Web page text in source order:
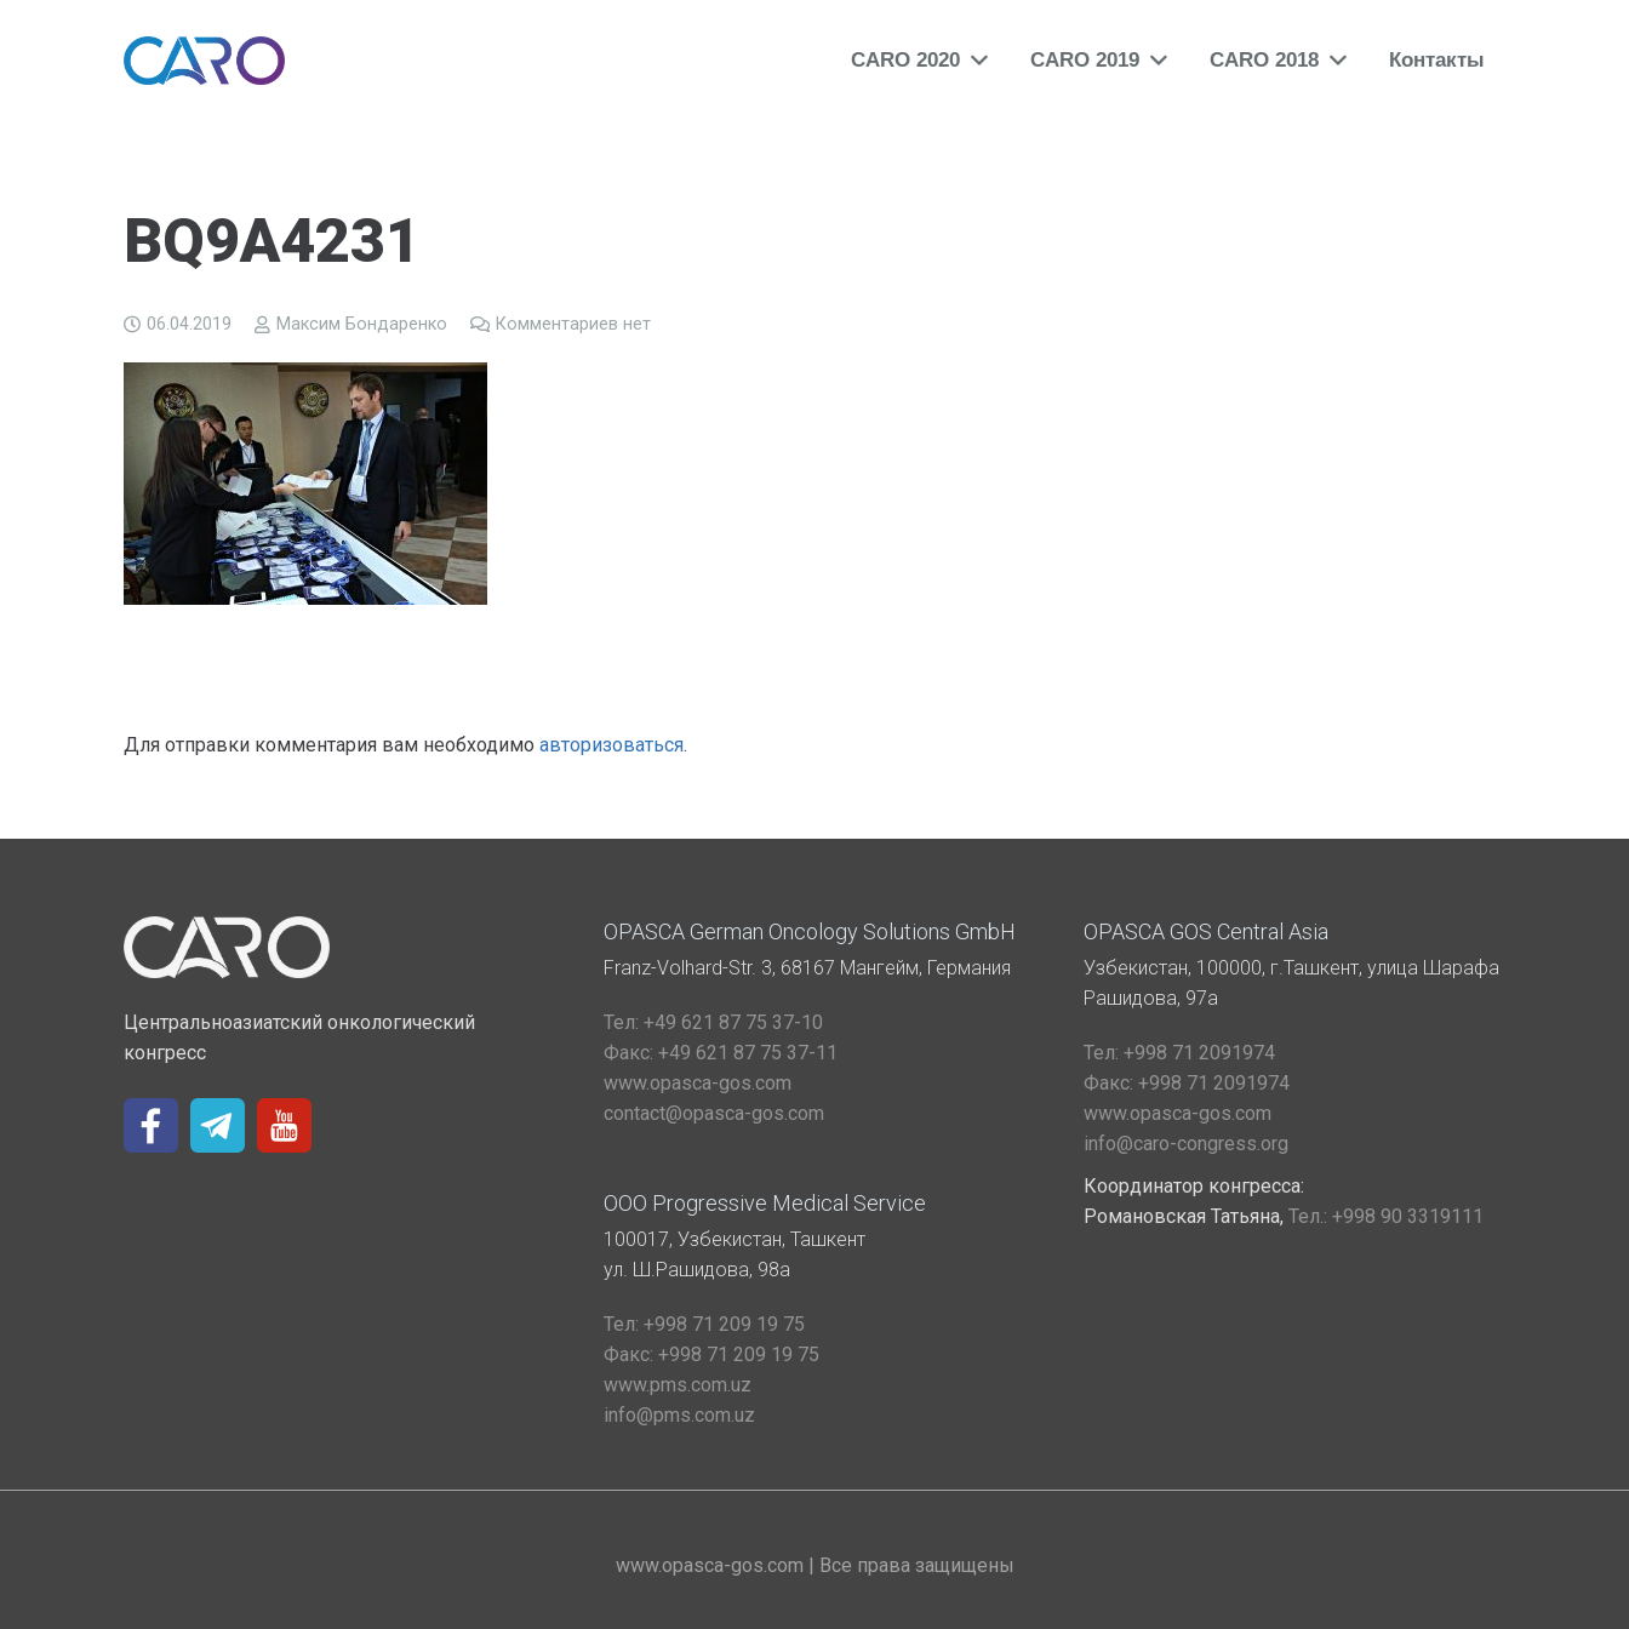
CARO 2020 CARO 2019 CARO 2018 Контакты
BQ9A4231
06.04.2019 Максим Бондаренко Комментариев нет
Для отправки комментария вам необходимо авторизоваться.
Центральноазиатский онкологический
конгресс
OPASCA German Oncology Solutions GmbH
Franz-Volhard-Str. 3, 68167 Мангейм, Германия
Тел: +49 621 87 75 37-10
Факс: +49 621 87 75 37-11
www.opasca-gos.com
contact@opasca-gos.com
ООО Progressive Medical Service
100017, Узбекистан, Ташкент
ул. Ш.Рашидова, 98а
Тел: +998 71 209 19 75
Факс: +998 71 209 19 75
www.pms.com.uz
info@pms.com.uz
OPASCA GOS Central Asia
Узбекистан, 100000, г.Ташкент, улица Шарафа
Рашидова, 97а
Тел: +998 71 2091974
Факс: +998 71 2091974
www.opasca-gos.com
info@caro-congress.org
Координатор конгресса:
Романовская Татьяна, Тел.: +998 90 3319111
www.opasca-gos.com | Все права защищены